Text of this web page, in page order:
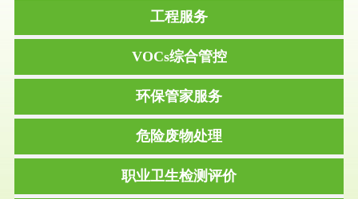
工程服务
VOCs综合管控
环保管家服务
危险废物处理
职业卫生检测评价